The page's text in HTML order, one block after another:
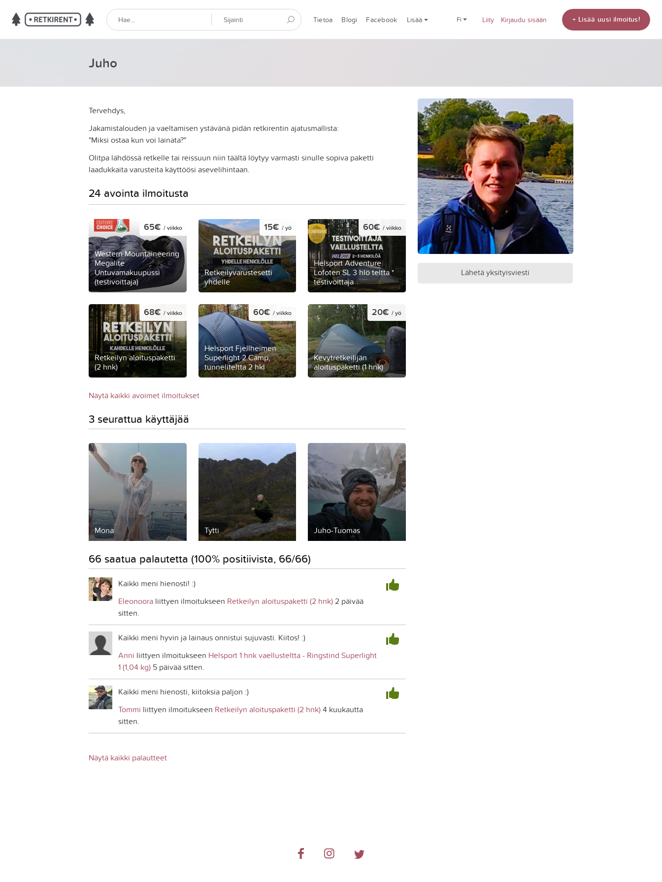
Tietoa Blogi Facebook Lisää fi Liity Kirjaudu sisään + Lisää uusi ilmoitus!
Juho
Tervehdys,
Jakamistalouden ja vaeltamisen ystävänä pidän retkirentin ajatusmallista:
"Miksi ostaa kun voi lainata?"
Olitpa lähdössä retkelle tai reissuun niin täältä löytyy varmasti sinulle sopiva paketti
laadukkaita varusteita käyttöösi asevelihintaan.
24 avointa ilmoitusta
Western Mountaineering
Megalite
Untuvamakuupussi
(testivoittaja)
65€ / viikko
Retkeilyvarustesetti
yhdelle
15€/ yö
Helsport Adventure
Lofoten SL 3 hlö teltta *
testivoittaja
60€ / viikko
Retkeilyn aloituspaketti
(2 hnk)
68€ / viikko
Helsport Fjellheimen
Superlight 2 Camp,
tunneliteltta 2 hkl
60€/ viikko
Kevytretkeilijän
aloituspaketti (1 hnk)
20€ / yö
Näytä kaikki avoimet ilmoitukset
3 seurattua käyttäjää
Mona Tytti Juho-Tuomas
66 saatua palautetta (100% positiivista, 66/66)
Kaikki meni hienosti! :)
Eleonoora liittyen ilmoitukseen Retkeilyn aloituspaketti (2 hnk)2 päivää
sitten.
Kaikki meni hyvin ja lainaus onnistui sujuvasti. Kiitos! :)
Anni liittyen ilmoitukseen Helsport 1 hnk vaellusteltta - Ringstind Superlight
1 (1,04 kg) 5 päivää sitten.
Kaikki meni hienosti, kiitoksia paljon :)
Tommi liittyen ilmoitukseen Retkeilyn aloituspaketti (2 hnk)4 kuukautta
sitten.
Näytä kaikki palautteet
Lähetä yksityisviesti